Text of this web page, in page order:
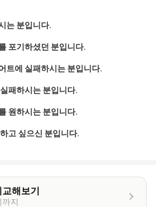
는 분입니다.
포기하셨던 분입니다.
트에 실패하시는 분입니다.
패하시는 분입니다.
원하시는 분입니다.
고 싶으신 분입니다.
해보기
까지